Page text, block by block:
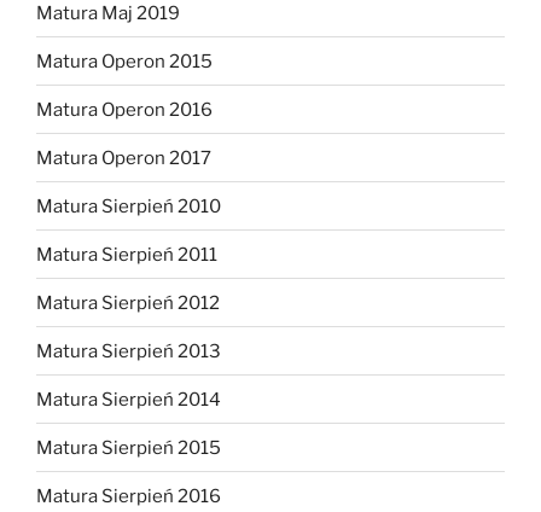
Matura Maj 2019
Matura Operon 2015
Matura Operon 2016
Matura Operon 2017
Matura Sierpień 2010
Matura Sierpień 2011
Matura Sierpień 2012
Matura Sierpień 2013
Matura Sierpień 2014
Matura Sierpień 2015
Matura Sierpień 2016